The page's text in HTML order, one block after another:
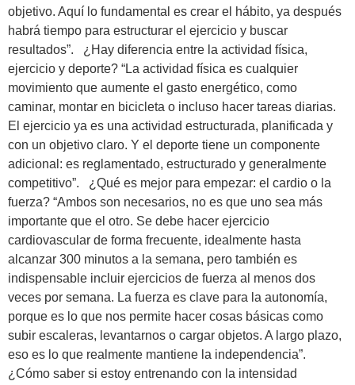
objetivo. Aquí lo fundamental es crear el hábito, ya después
habrá tiempo para estructurar el ejercicio y buscar
resultados”. ¿Hay diferencia entre la actividad física,
ejercicio y deporte? “La actividad física es cualquier
movimiento que aumente el gasto energético, como
caminar, montar en bicicleta o incluso hacer tareas diarias.
El ejercicio ya es una actividad estructurada, planificada y
con un objetivo claro. Y el deporte tiene un componente
adicional: es reglamentado, estructurado y generalmente
competitivo”. ¿Qué es mejor para empezar: el cardio o la
fuerza? “Ambos son necesarios, no es que uno sea más
importante que el otro. Se debe hacer ejercicio
cardiovascular de forma frecuente, idealmente hasta
alcanzar 300 minutos a la semana, pero también es
indispensable incluir ejercicios de fuerza al menos dos
veces por semana. La fuerza es clave para la autonomía,
porque es lo que nos permite hacer cosas básicas como
subir escaleras, levantarnos o cargar objetos. A largo plazo,
eso es lo que realmente mantiene la independencia”.
¿Cómo saber si estoy entrenando con la intensidad